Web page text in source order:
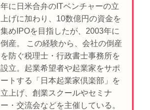
年に日米合弁のITベンチャーの立
上げに加わり、10数億円の資金を
集めIPOを目指したが、2003年に
倒産。 この経験から、会社の倒産
を防ぐ税理士・行政書士事務所を
設立。起業希望者や起業家をサポ
ートする「日本起業家倶楽部」を
立上げ、創業スクールやセミナ
ー・交流会などを主催している。